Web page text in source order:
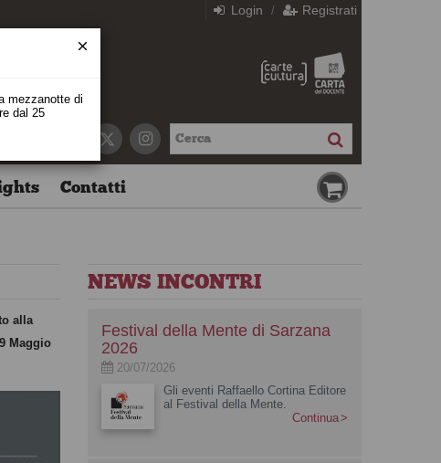
Login / Registrati
Contatti
alla
Maggio
NEWS INCONTRI
Festival della Mente di Sarzana
2026
20/07/2026
Gli eventi Raffaello Cortina Editore
al Festival della Mente.
Continua
mezzanotte di
dal 25